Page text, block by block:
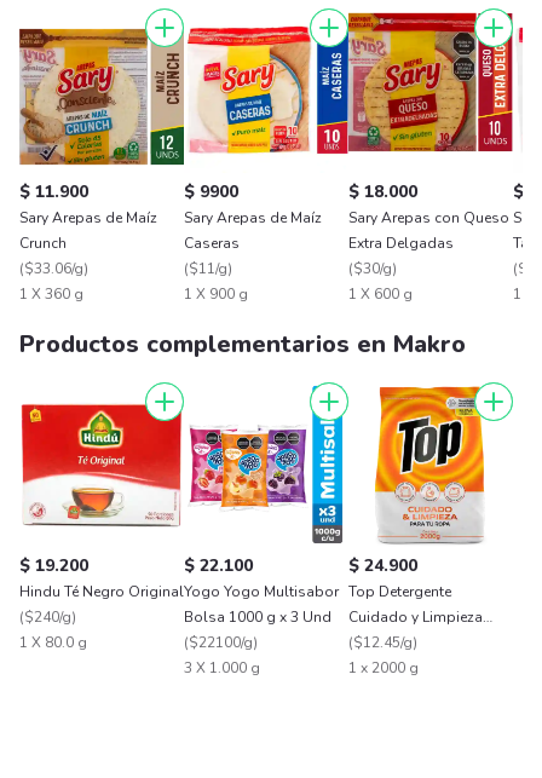
$ 11.900
Sary Arepas de Maíz
Crunch
($33.06/g)
1 X 360 g
$ 9900
Sary Arepas de Maíz
Caseras
($11/g)
1 X 900 g
$ 18.000
Sary Arepas con Queso
Extra Delgadas
($30/g)
1 X 600 g
$
(
1 X
Productos complementarios en Makro
$ 19.200
Hindu Té Negro Original
($240/g)
1 X 80.0 g
$ 22.100
Yogo Yogo Multisabor
Bolsa 1000 g x 3 Und
($22100/g)
3 X 1.000 g
$ 24.900
Top Detergente
Cuidado y Limpieza
Polvo
($12.45/g)
1 x 2000 g